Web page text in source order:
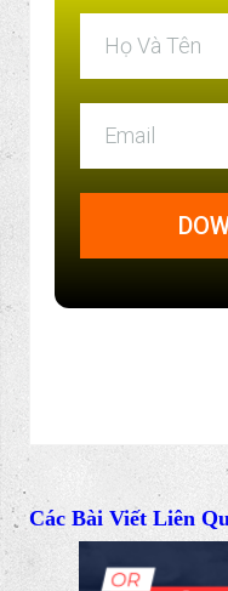
Các Bài Viết Liên